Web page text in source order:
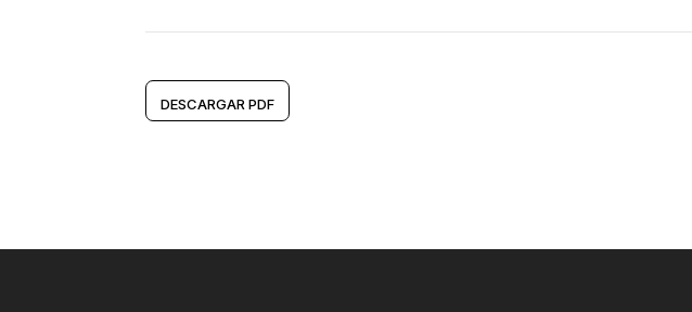
DESCARGAR PDF